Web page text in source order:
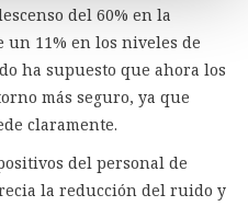
del 60% en la
un 11% en los niveles de
ha supuesto que ahora los
más seguro, ya que
claramente.
del personal de
la reducción del ruido y